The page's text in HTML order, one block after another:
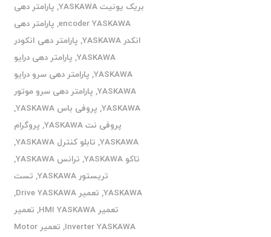
بریک یونیت YASKAWA
, پارامتر دهی
encoder YASKAWA
, پارامتر دهی
انکدر YASKAWA
, پارامتر دهی انکودر
YASKAWA
, پارامتر دهی درایو
YASKAWA
, پارامتر دهی سرو درایو
YASKAWA
, پارامتر دهی سرو موتور
YASKAWA
, پروفی باس YASKAWA
,
پروفی نت YASKAWA
, پروگرام
YASKAWA
, تابلو کنترل YASKAWA
,
تاکو YASKAWA
, ترانس YASKAWA
,
تریستور YASKAWA
, تست
YASKAWA
, تعمیر Drive YASKAWA
,
تعمیر HMI YASKAWA
, تعمیر
Inverter YASKAWA
,
تعمیر Motor